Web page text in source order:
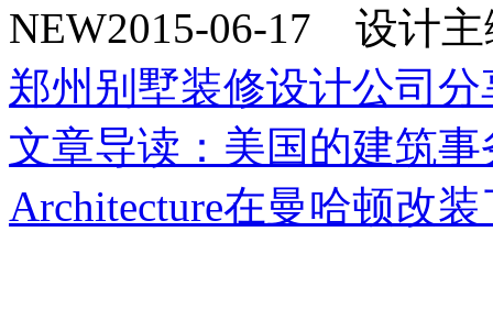
NEW2015-06-17 设计
郑州别墅装修设计公司
文章导读：美国的建筑事
Architecture在曼哈顿改